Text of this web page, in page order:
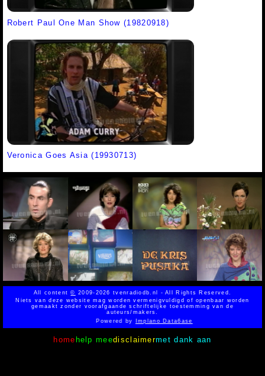
Robert Paul One Man Show (19820918)
Veronica Goes Asia (19930713)
All content© 2009-2026 tvenradiodb.nl - All Rights Reserved.
Niets van deze website mag worden vermenigvuldigd of openbaar worden
gemaakt zonder voorafgaande schriftelijke toestemming van de
auteurs/makers.
Powered byImplano Data6ase
home help meedisclaimermet dank aan